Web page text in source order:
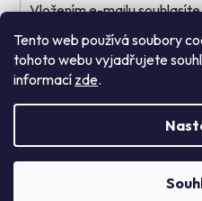
Tento web používá soubory
tohoto webu vyjadřujete
informací zde.
Vložením e-mailu
osobních údajů
PŘIHLÁSIT SE